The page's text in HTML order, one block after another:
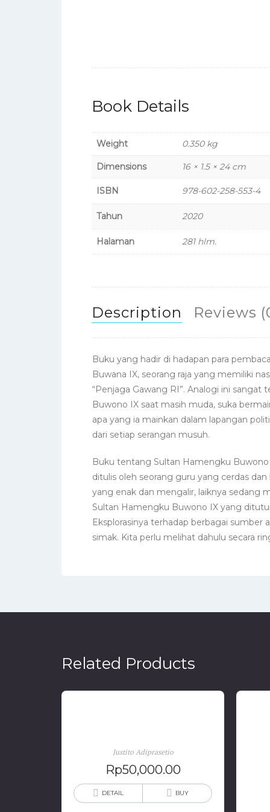
Book Details
Weight 0.350 kg
Dimensions 16 × 1.5 × 24 cm
ISBN 978-602-258-553-4
Tahun 2020
Halaman 281 hlm.
Description Reviews
Buku yang hadir di hadapan para
Buwana IX, seorang raja yang memiliki
“Penjaga Gawang RI”. Analogi ini
Buwono IX saat masih muda, suka
apa yang ia mainkan dalam lapangan
dari setiap serangan musuh.
Buku tentang Sultan Hamengku Buwono
ditulis oleh seorang guru yang cerdas
yang enak dan mengalir, laiknya sedang
Sultan Hamengku Buwono IX yang
Eksplorasinya terhadap berbagai
simak. Kita perlu melihat dahulu secara
Related Products
Justito Adiprasetio
Rp50,000.00
DETAIL BUY